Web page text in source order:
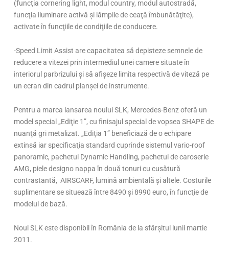
(funcţia cornering light, modul country, modul autostradă,
funcţia iluminare activă şi lămpile de ceaţă îmbunătăţite),
activate în funcţiile de condiţiile de conducere.
-Speed Limit Assist are capacitatea să depisteze semnele de
reducere a vitezei prin intermediul unei camere situate în
interiorul parbrizului şi să afişeze limita respectivă de viteză pe
un ecran din cadrul planşei de instrumente.
Pentru a marca lansarea noului SLK, Mercedes-Benz oferă un
model special „Ediţie 1”, cu finisajul special de vopsea SHAPE de
nuanţă gri metalizat. „Ediţia 1” beneficiază de o echipare
extinsă iar specificaţia standard cuprinde sistemul vario-roof
panoramic, pachetul Dynamic Handling, pachetul de caroserie
AMG, piele designo nappa în două tonuri cu cusătură
contrastantă, AIRSCARF, lumină ambientală şi altele. Costurile
suplimentare se situează între 8490 şi 8990 euro, în funcţie de
modelul de bază.
Noul SLK este disponibil în România de la sfârşitul lunii martie
2011.